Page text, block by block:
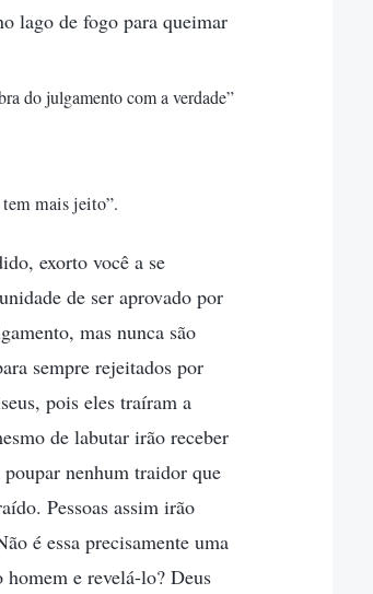
lago de fogo para queimar
do julgamento com a verdade”
tem mais jeito”.
exorto você a se
de ser aprovado por
mas nunca são
sempre rejeitados por
pois eles traíram a
de labutar irão receber
nenhum traidor que
Pessoas assim irão
é essa precisamente uma
e revelá-lo? Deus